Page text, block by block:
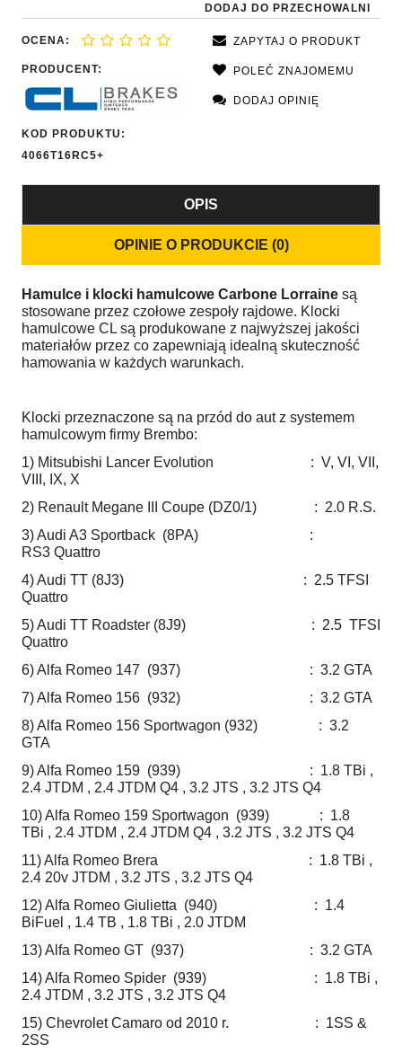
DODAJ DO PRZECHOWALNI
OCENA:
PRODUCENT:
KOD PRODUKTU:
4066T16RC5+
ZAPYTAJ O PRODUKT
POLEĆ ZNAJOMEMU
DODAJ OPINIĘ
OPIS
OPINIE O PRODUKCIE (0)
Hamulce i klocki hamulcowe Carbone Lorraine są
stosowane przez czołowe zespoły rajdowe. Klocki
hamulcowe CL są produkowane z najwyższej jakości
materiałów przez co zapewniają idealną skuteczność
hamowania w każdych warunkach.
Klocki przeznaczone są na przód do aut z systemem
hamulcowym firmy Brembo:
1) Mitsubishi Lancer Evolution : V, VI, VII,
VIII, IX, X
2) Renault Megane III Coupe (DZ0/1) : 2.0 R.S.
3) Audi A3 Sportback (8PA) :
RS3 Quattro
4) Audi TT (8J3) : 2.5 TFSI
Quattro
5) Audi TT Roadster (8J9) : 2.5 TFSI
Quattro
6) Alfa Romeo 147 (937) : 3.2 GTA
7) Alfa Romeo 156 (932) : 3.2 GTA
8) Alfa Romeo 156 Sportwagon (932) : 3.2
GTA
9) Alfa Romeo 159 (939) : 1.8 TBi ,
2.4 JTDM , 2.4 JTDM Q4 , 3.2 JTS , 3.2 JTS Q4
10) Alfa Romeo 159 Sportwagon (939) : 1.8
TBi , 2.4 JTDM , 2.4 JTDM Q4 , 3.2 JTS , 3.2 JTS Q4
11) Alfa Romeo Brera : 1.8 TBi ,
2.4 20v JTDM , 3.2 JTS , 3.2 JTS Q4
12) Alfa Romeo Giulietta (940) : 1.4
BiFuel , 1.4 TB , 1.8 TBi , 2.0 JTDM
13) Alfa Romeo GT (937) : 3.2 GTA
14) Alfa Romeo Spider (939) : 1.8 TBi ,
2.4 JTDM , 3.2 JTS , 3.2 JTS Q4
15) Chevrolet Camaro od 2010 r. : 1SS &
2SS